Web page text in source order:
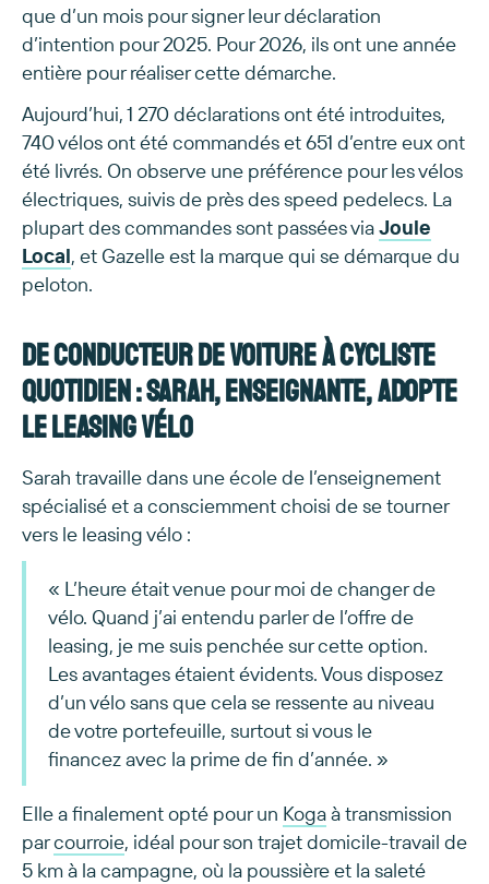
que d’un mois pour signer leur déclaration
d’intention pour 2025. Pour 2026, ils ont une année
entière pour réaliser cette démarche.
Aujourd’hui, 1 270 déclarations ont été introduites,
740 vélos ont été commandés et 651 d’entre eux ont
été livrés. On observe une préférence pour les vélos
électriques, suivis de près des speed pedelecs. La
plupart des commandes sont passées viaJoule
Local, et Gazelle est la marque qui se démarque du
peloton.
De conducteur de voiture à cycliste
quotidien : Sarah, enseignante, adopte
le leasing vélo
Sarah travaille dans une école de l’enseignement
spécialisé et a consciemment choisi de se tourner
vers le leasing vélo :
« L’heure était venue pour moi de changer de
vélo. Quand j’ai entendu parler de l’offre de
leasing, je me suis penchée sur cette option.
Les avantages étaient évidents. Vous disposez
d’un vélo sans que cela se ressente au niveau
de votre portefeuille, surtout si vous le
financez avec la prime de fin d’année. »
Elle a finalement opté pour un Kogaà transmission
parcourroie, idéal pour son trajet domicile-travail de
5 km à la campagne, où la poussière et la saleté